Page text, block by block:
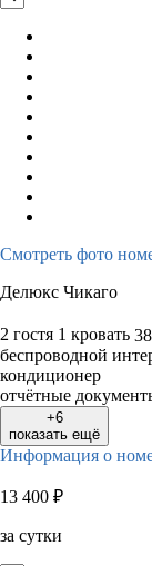
Смотреть фото
Делюкс Чикаго
2 гостя 1 кровать
беспроводной
кондиционер
отчётные
+6
показать ещё
Информация о
13 400 ₽
за сутки